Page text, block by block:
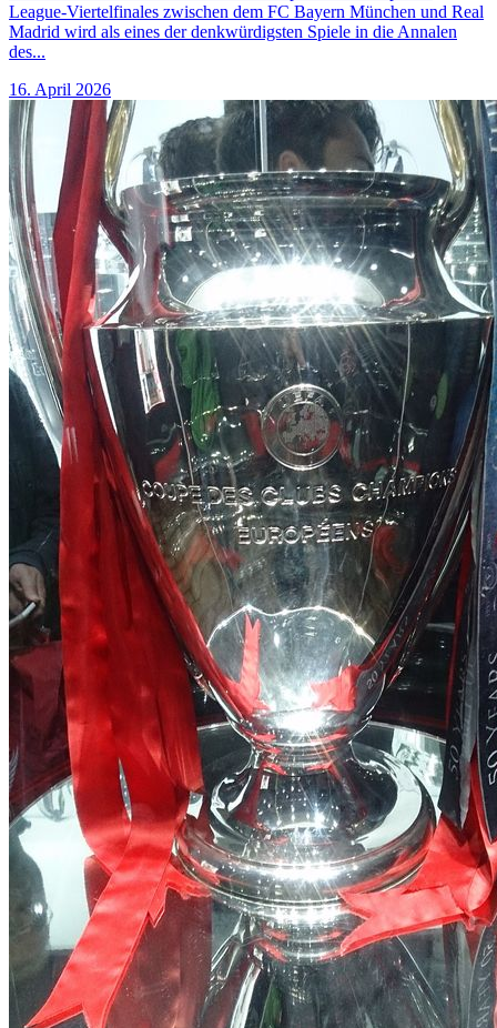
League-Viertelfinales zwischen dem FC Bayern München und Real
Madrid wird als eines der denkwürdigsten Spiele in die Annalen
des...
16. April 2026